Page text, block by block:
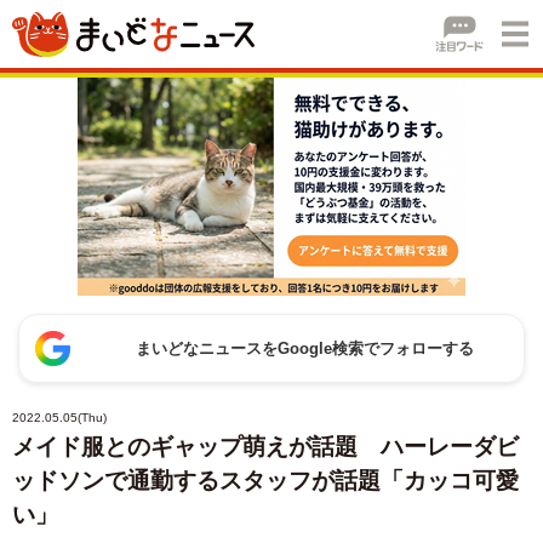
まいどなニュースをGoogle検索でフォローする
2022.05.05(Thu)
メイド服とのギャップ萌えが話題 ハーレーダビ
ッドソンで通勤するスタッフが話題「カッコ可愛
い」